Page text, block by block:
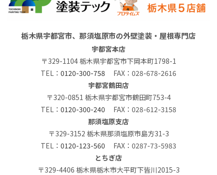
栃木県宇都宮市、那須塩原市の外壁塗装・屋根専門店
宇都宮本店
〒329-1104 栃木県宇都宮市下岡本町1798-1
TEL： 0120-300-758 FAX：028-678-2616
宇都宮鶴田店
〒320-0851 栃木県宇都宮市鶴田町753-4
TEL： 0120-300-240 FAX：028-612-3158
那須塩原支店
〒329-3152 栃木県那須塩原市島方31-3
TEL： 0120-123-560 FAX：0287-73-5983
とちぎ店
〒329-4406 栃木県栃木市大平町下皆川2015-3